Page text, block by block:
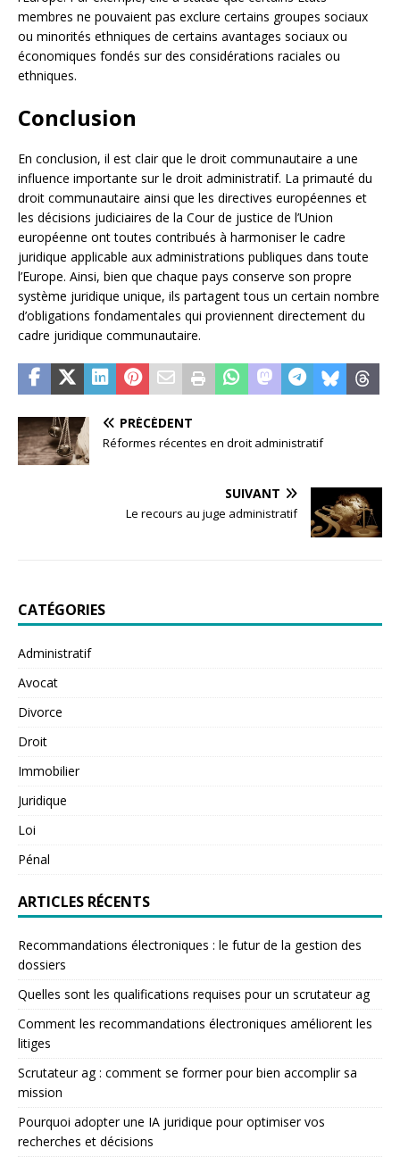
membres ne pouvaient pas exclure certains groupes sociaux
ou minorités ethniques de certains avantages sociaux ou
économiques fondés sur des considérations raciales ou
ethniques.
Conclusion
En conclusion, il est clair que le droit communautaire a une
influence importante sur le droit administratif. La primauté du
droit communautaire ainsi que les directives européennes et
les décisions judiciaires de la Cour de justice de l’Union
européenne ont toutes contribués à harmoniser le cadre
juridique applicable aux administrations publiques dans toute
l’Europe. Ainsi, bien que chaque pays conserve son propre
système juridique unique, ils partagent tous un certain nombre
d’obligations fondamentales qui proviennent directement du
cadre juridique communautaire.
PRÉCÉDENT
Réformes récentes en droit administratif
SUIVANT
Le recours au juge administratif
CATÉGORIES
Administratif
Avocat
Divorce
Droit
Immobilier
Juridique
Loi
Pénal
ARTICLES RÉCENTS
Recommandations électroniques : le futur de la gestion des
dossiers
Quelles sont les qualifications requises pour un scrutateur ag
Comment les recommandations électroniques améliorent les
litiges
Scrutateur ag : comment se former pour bien accomplir sa
mission
Pourquoi adopter une IA juridique pour optimiser vos
recherches et décisions